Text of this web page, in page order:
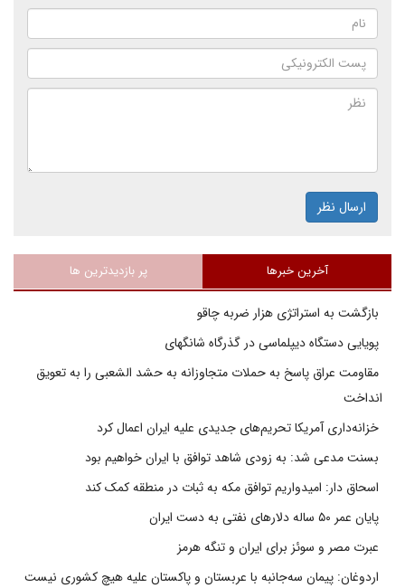
ارسال نظر
آخرین خبرها پر بازدیدترین ها
بازگشت به استراتژی هزار ضربه چاقو
پویایی دستگاه دیپلماسی در گذرگاه شانگهای
مقاومت عراق پاسخ به حملات متجاوزانه به حشد الشعبی را به تعویق
انداخت
خزانه‌داری آمریکا تحریم‌های جدیدی علیه ایران اعمال کرد
بسنت مدعی شد: به زودی شاهد توافق با ایران خواهیم بود
اسحاق دار: امیدواریم توافق مکه به ثبات در منطقه کمک کند
پایان عمر ۵۰ ساله دلارهای نفتی به دست ایران
عبرت مصر و سوئز برای ایران و تنگه هرمز
اردوغان: پیمان سه‌جانبه با عربستان و پاکستان علیه هیچ کشوری نیست